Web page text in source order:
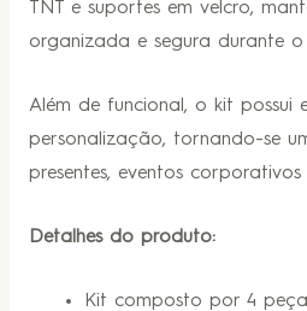
TNT e suportes em velcro,
organizada e segura durante
Além de funcional, o kit possui
personalização, tornando-se
presentes, eventos corporativos
Detalhes do produto:
Kit composto por 4